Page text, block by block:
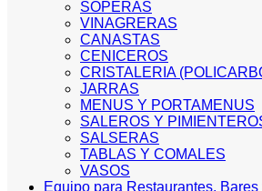
SOPERAS
VINAGRERAS
CANASTAS
CENICEROS
CRISTALERIA
JARRAS
MENUS Y PORTAMENUS
SALEROS Y
SALSERAS
TABLAS Y COMALES
VASOS
Equipo para Restaurantes,